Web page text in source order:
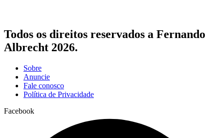
Todos os direitos reservados a Fernando
Albrecht 2026.
Sobre
Anuncie
Fale conosco
Política de Privacidade
Facebook